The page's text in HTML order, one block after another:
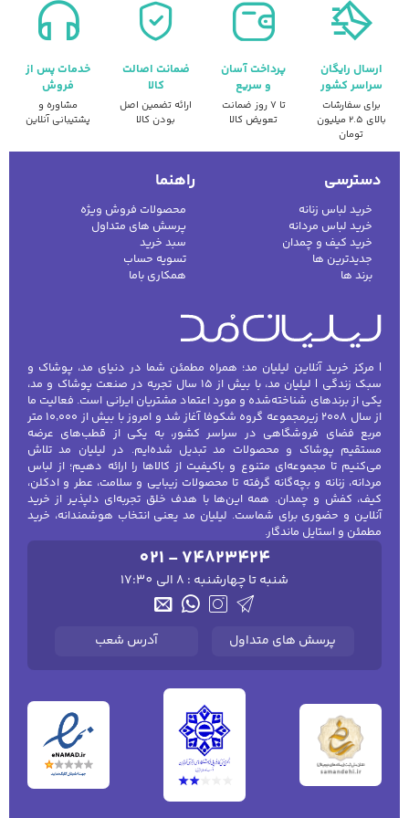
ارسال رایگان
سراسر کشور
برای سفارشات
بالای ۲.۵ میلیون
تومان
پرداخت آسان
و سریع
تا ۷ روز ضمانت
تعویض کالا
ضمانت اصالت
کالا
ارائه تضمین اصل
بودن کالا
خدمات پس از
فروش
مشاوره و
پشتیبانی آنلاین
دسترسی
خرید لباس زنانه
خرید لباس مردانه
خرید کیف و چمدان
جدیدترین ها
برند ها
راهنما
محصولات فروش ویژه
پرسش های متداول
سبد خرید
تسویه حساب
همکاری باما
| مرکز خرید آنلاین لیلیان مد؛ همراه مطمئن شما در دنیای مد، پوشاک و
سبک زندگی | لیلیان مد، با بیش از ۱۵ سال تجربه در صنعت پوشاک و مد،
یکی از برندهای شناخته‌شده و مورد اعتماد مشتریان ایرانی است. فعالیت ما
از سال ۲۰۰۸ زیرمجموعه گروه شکوفا آغاز شد و امروز با بیش از ۱۰٬۰۰۰ متر
مربع فضای فروشگاهی در سراسر کشور، به یکی از قطب‌های عرضه
مستقیم پوشاک و محصولات مد تبدیل شده‌ایم. در لیلیان مد تلاش
می‌کنیم تا مجموعه‌ای متنوع و باکیفیت از کالاها را ارائه دهیم؛ از لباس
مردانه، زنانه و بچه‌گانه گرفته تا محصولات زیبایی و سلامت، عطر و ادکلن،
کیف، کفش و چمدان. همه این‌ها با هدف خلق تجربه‌ای دلپذیر از خرید
آنلاین و حضوری برای شماست. لیلیان مد یعنی انتخاب هوشمندانه، خرید
مطمئن و استایل ماندگار.
021 - 74823424
شنبه تا چهارشنبه : 8 الی 17:30
پرسش های متداول آدرس شعب